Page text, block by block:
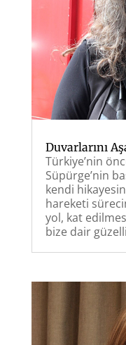
Duvarlarını
Türkiye’nin
Süpürge’nin
kendi
hareketi
yol, kat
bize dair